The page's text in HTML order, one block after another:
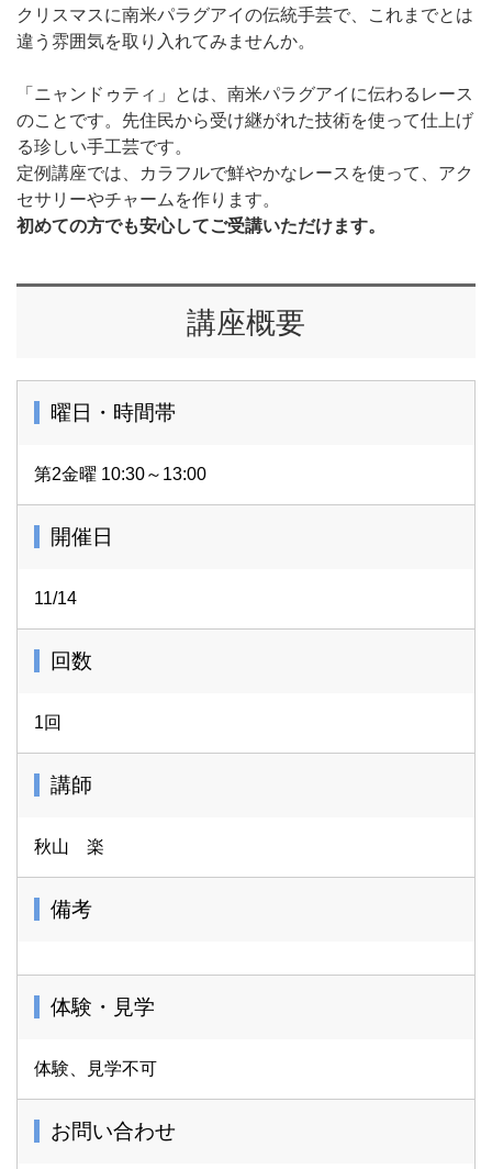
クリスマスに南米パラグアイの伝統手芸で、これまでとは
違う雰囲気を取り入れてみませんか。
「ニャンドゥティ」とは、南米パラグアイに伝わるレース
のことです。先住民から受け継がれた技術を使って仕上げ
る珍しい手工芸です。
定例講座では、カラフルで鮮やかなレースを使って、アク
セサリーやチャームを作ります。
初めての方でも安心してご受講いただけます。
講座概要
曜日・時間帯
第2金曜 10:30～13:00
開催日
11/14
回数
1回
講師
秋山 楽
備考
体験・見学
体験、見学不可
お問い合わせ